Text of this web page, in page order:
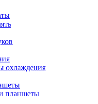
охлаждения
планшеты